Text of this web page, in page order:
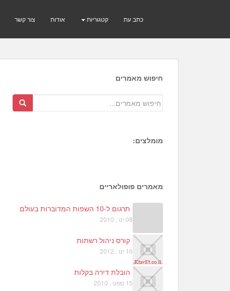
צור קשר אודות קטגוריות כתב עת
חיפוש מאמרים
מומלצים:
4
מאמרים פופולאריים
תרגום ל-10 השפות המדוברות בעולם
08 ינו , 2010
קורס ניהול רשתות
16 ינו , 2012
הובלת דירה בקלות
15 ספט , 2010